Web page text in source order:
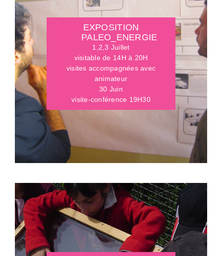
EXPOSITION
PALEO_ENERGIE
1,2,3 Juillet
visitable de 14H à 20H
visites accompagnées avec
animateur
30 Juin
visite-conférence 19H30